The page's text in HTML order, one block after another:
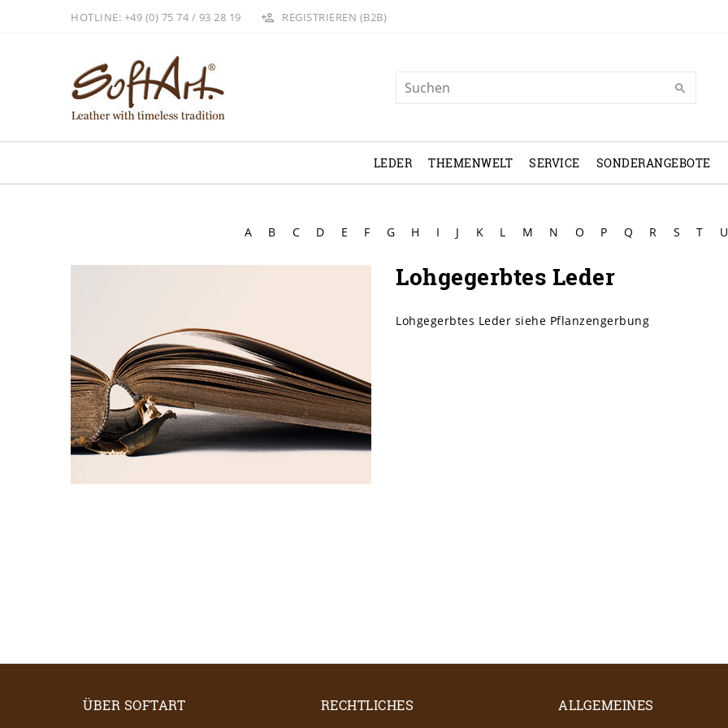
HOTLINE: +49 (0) 75 74 / 93 28 19 REGISTRIEREN (B2B)
LEDER THEMENWELT SERVICE SONDERANGEBOTE
A B C D E F G H I J K L M N O P Q R S T U
Lohgegerbtes Leder
Lohgegerbtes Leder siehe Pflanzengerbung
ÜBER SOFTART RECHTLICHES ALLGEMEINES